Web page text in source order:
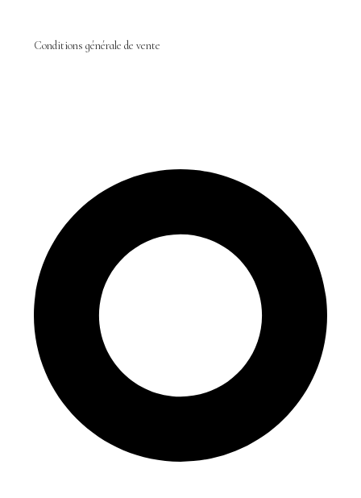
Conditions générale de vente